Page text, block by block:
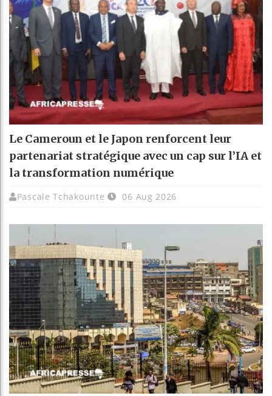
Le Cameroun et le Japon renforcent leur
partenariat stratégique avec un cap sur l’IA et
la transformation numérique
Pascale Tchakounte 06 Aug 2026